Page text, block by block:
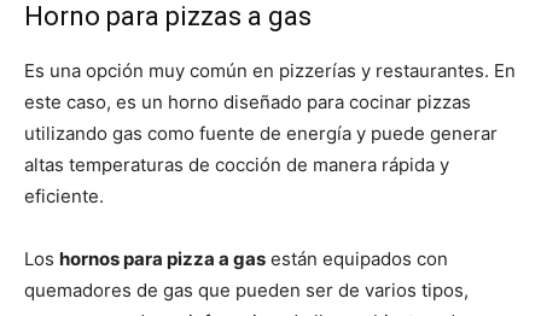
Horno para pizzas a gas
Es una opción muy común en pizzerías y restaurantes. En
este caso, es un horno diseñado para cocinar pizzas
utilizando gas como fuente de energía y puede generar
altas temperaturas de cocción de manera rápida y
eficiente.
Los hornos para pizza a gas están equipados con
quemadores de gas que pueden ser de varios tipos,